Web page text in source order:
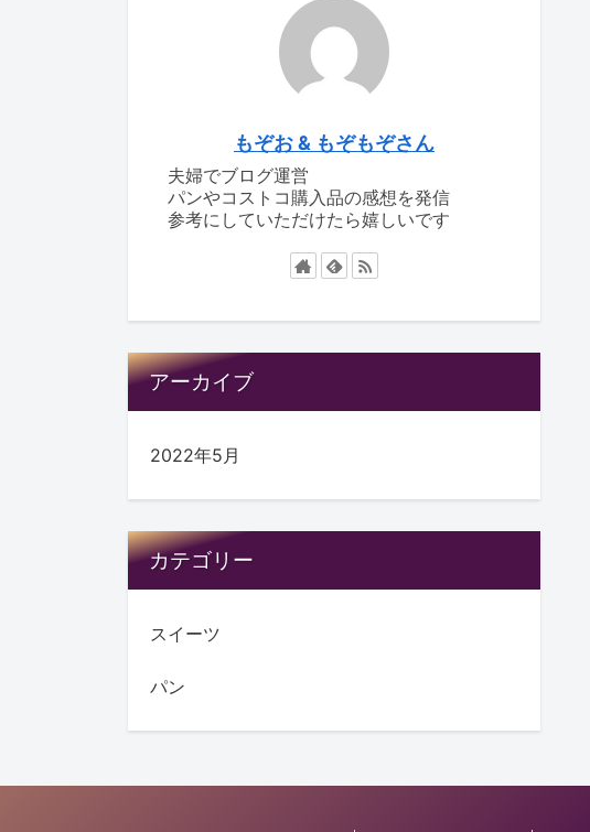
もぞお & もぞもぞさん
夫婦でブログ運営
パンやコストコ購入品の感想を発信
参考にしていただけたら嬉しいです
アーカイブ
2022年5月
カテゴリー
スイーツ
パン